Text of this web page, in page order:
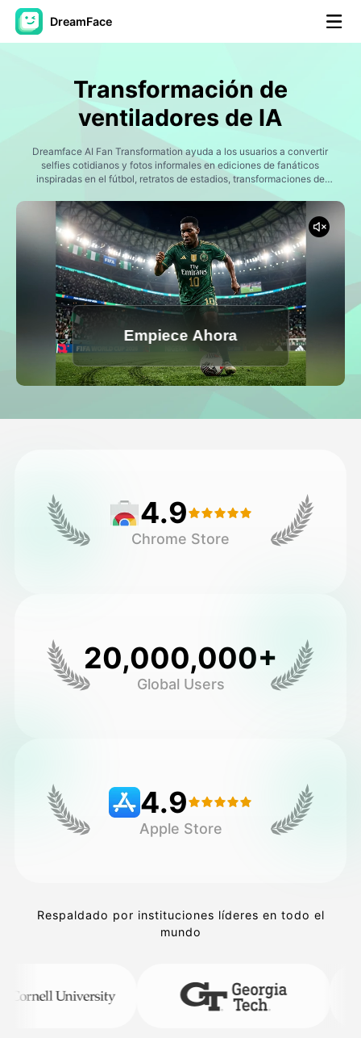
DreamFace
Avatar Video
Video de IA
Foto AI ▼
Otras herramientas
Ver todas las herramientas
Plantillas
Avatar Video
▼
Otras herramientas
Transformación de
ventiladores de IA
Dreamface AI Fan Transformation ayuda a los usuarios a convertir
selfies cotidianos y fotos informales en ediciones de fanáticos
inspiradas en el fútbol, retratos de estadios, transformaciones de
Empiece Ahora
4.9
Chrome Store
20,000,000+
Global Users
4.9
Apple Store
Respaldado por instituciones líderes en todo el
mundo